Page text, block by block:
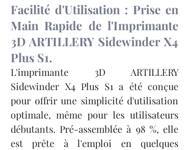
Facilité d'Utilisation : Prise en
Main Rapide de l'Imprimante
3D ARTILLERY Sidewinder X4
Plus S1.
L'imprimante 3D ARTILLERY
Sidewinder X4 Plus S1 a été conçue
pour offrir une simplicité d'utilisation
optimale, même pour les utilisateurs
débutants. Pré-assemblée à 98 %, elle
est prête à l'emploi en quelques